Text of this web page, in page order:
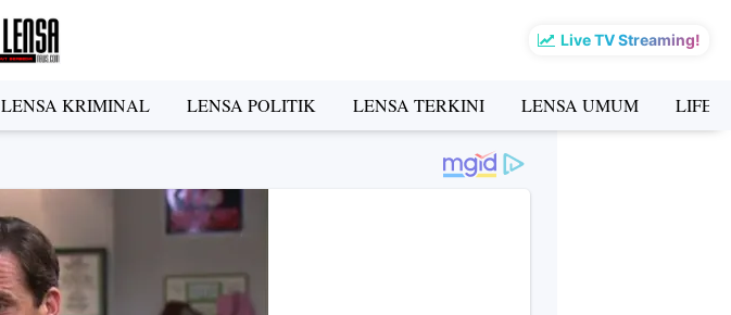
Live TV Streaming!
LENSA KRIMINAL LENSA POLITIK LENSA TERKINI LENSA UMUM